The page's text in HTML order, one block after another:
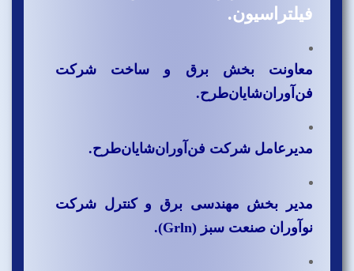
فیلتراسیون.
معاونت بخش برق و ساخت شرکت
فن‌آوران‌‌شایان‌طرح.
مدیرعامل شرکت فن‌آوران‌‌شایان‌طرح.
مدیر بخش مهندسی برق و کنترل شرکت
نوآوران صنعت سبز (Grln).